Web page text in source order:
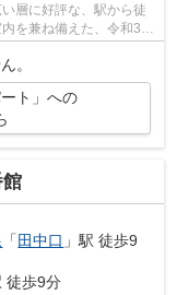
層に好評な、駅から徒
を兼ね備えた、令和3年
。
ト」への
「 田中口 」駅 徒歩9
徒歩9分